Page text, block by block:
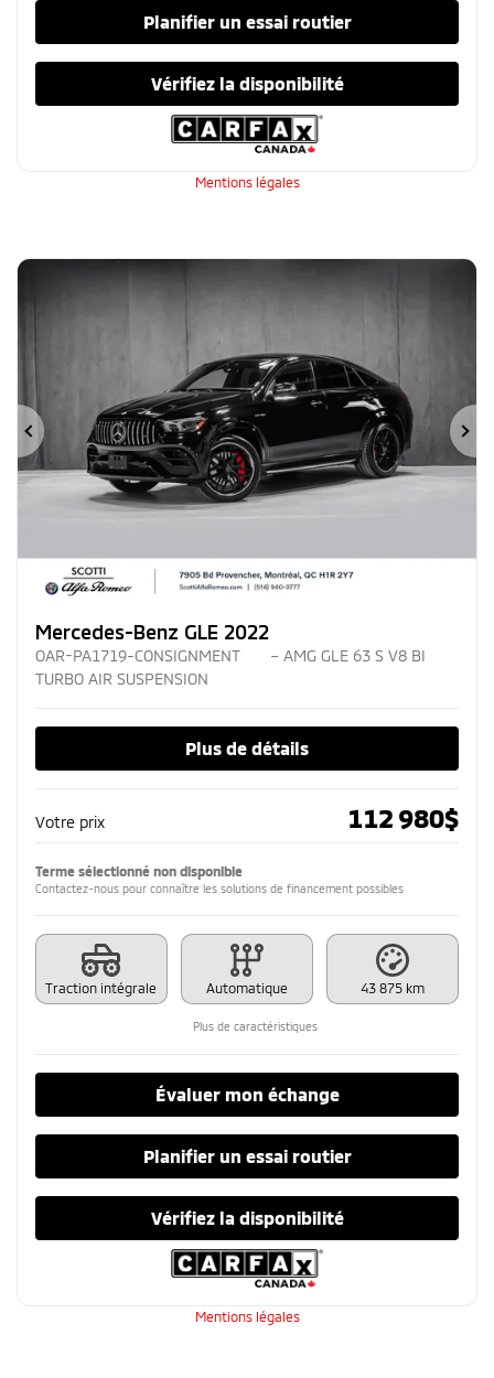
Planifier un essai routier
Vérifiez la disponibilité
Mentions légales
Précédent
Mercedes-Benz GLE 2022
OAR-PA1719-CONSIGNMENT
– AMG GLE 63 S V8 BI
TURBO AIR SUSPENSION
Plus de détails
Votre prix 112 980$
Terme sélectionné non disponible
Contactez-nous pour connaître les solutions de financement possibles
Traction intégrale Automatique 43 875 km
Plus de caractéristiques
Évaluer mon échange
Planifier un essai routier
Vérifiez la disponibilité
Mentions légales